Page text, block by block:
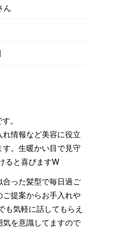
ん
。
情報など美容に役立
。生暖かい目で見守
ると喜びますW
った髪型で毎日過ご
提案からお手入れや
も気軽に話してもらえ
を意識してますので